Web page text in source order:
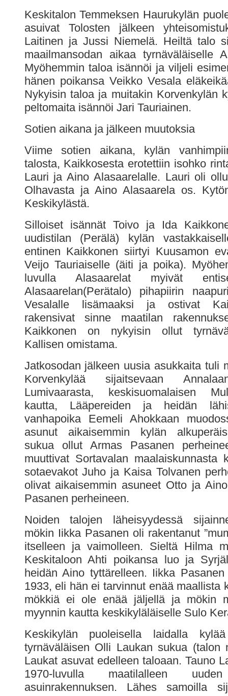
Keskitalon Temmeksen Haurukylän
asuivat Tolosten jälkeen
Laitinen ja Jussi Niemelä. Heiltä talo
maailmansodan aikaa tyrnäväläiselle
Myöhemmin taloa isännöi ja viljeli
hänen poikansa Veikko Vesala
Nykyisin taloa ja muitakin Korvenkylän
peltomaita isännöi Jari Tauriainen.
Sotien aikana ja jälkeen muutoksia
Viime sotien aikana, kylän
talosta, Kaikkosesta erotettiin isohko
Lauri ja Aino Alasaarelalle. Lauri oli
Olhavasta ja Aino Alasaarela os.
Keskikylästä.
Silloiset isännät Toivo ja Ida
uudistilan (Perälä) kylän
entinen Kaikkonen siirtyi Kuusamon
Veijo Tauriaiselle (äiti ja poika).
luvulla Alasaarelat myivät
Alasaarelan(Perätalo) pihapiirin
Vesalalle lisämaaksi ja ostivat
rakensivat sinne maatilan
Kaikkonen on nykyisin ollut
Kallisen omistama.
Jatkosodan jälkeen uusia asukkaita tuli
Korvenkylää sijaitsevaan
Lumivaarasta, keskisuomalaisen
kautta, Lääpereiden ja heidän
vanhapoika Eemeli Ahokkaan
asunut aikaisemmin kylän
sukua ollut Armas Pasanen
muuttivat Sortavalan maalaiskunnasta
sotaevakot Juho ja Kaisa Tolvanen
olivat aikaisemmin asuneet Otto ja
Pasanen perheineen.
Noiden talojen läheisyydessä
mökin Iikka Pasanen oli rakentanut
itselleen ja vaimolleen. Sieltä Hilma
Keskitaloon Ahti poikansa luo ja
heidän Aino tyttärelleen. Iikka
1933, eli hän ei tarvinnut enää maallista
mökkiä ei ole enää jäljellä ja mökin
myynnin kautta keskikyläläiselle Sulo
Keskikylän puoleisella laidalla
tyrnäväläisen Olli Laukan sukua (talon
Laukat asuvat edelleen taloaan. Tauno
1970-luvulla maatilalleen
asuinrakennuksen. Lähes samoilla